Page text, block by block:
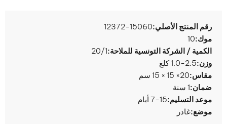
رقم المنتج الأصلي:12372-15060
موك:10
الكمية / الشركة التونسية للملاحة:20/1
وزن:1.0-2.5 كلغ
مقاس:20× 15 × 15 سم
ضمان:1 سنة
موعد التسليم:7-15 أيام
موضع:غادر